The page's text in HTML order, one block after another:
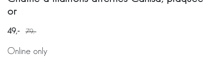
or
49 79
Online only